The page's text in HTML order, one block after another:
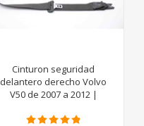
Cinturon seguridad
delantero derecho Volvo
V50 de 2007 a 2012 |